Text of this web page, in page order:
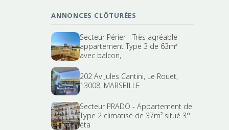
ANNONCES CLÔTURÉES
Secteur Périer - Très agréable
appartement Type 3 de 63m²
avec balcon,
202 Av Jules Cantini, Le Rouet,
13008, MARSEILLE
Secteur PRADO - Appartement de
Type 2 climatisé de 37m² situé 3°
éta